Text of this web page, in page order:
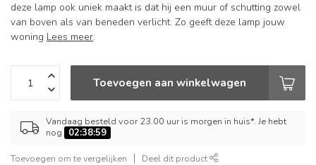
deze lamp ook uniek maakt is dat hij een muur of schutting zowel
van boven als van beneden verlicht. Zo geeft deze lamp jouw
woning Lees meer.
Toevoegen aan winkelwagen
Vandaag besteld voor 23.00 uur is morgen in huis*. Je hebt
nog
02:38:59
Toevoegen om te vergelijken Deel dit product